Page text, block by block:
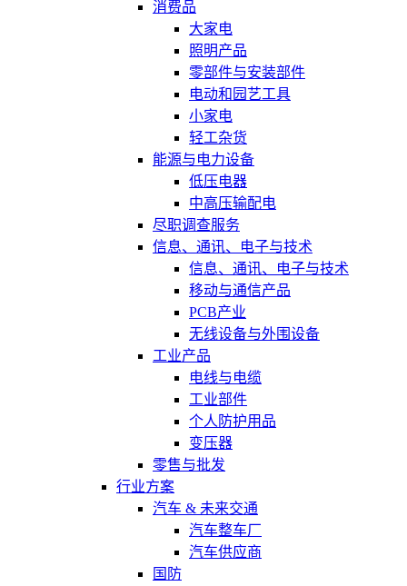
消费品
大家电
照明产品
零部件与安装部件
电动和园艺工具
小家电
轻工杂货
能源与电力设备
低压电器
中高压输配电
尽职调查服务
信息、通讯、电子与技术
信息、通讯、电子与技术
移动与通信产品
PCB产业
无线设备与外围设备
工业产品
电线与电缆
工业部件
个人防护用品
变压器
零售与批发
行业方案
汽车 & 未来交通
汽车整车厂
汽车供应商
国防